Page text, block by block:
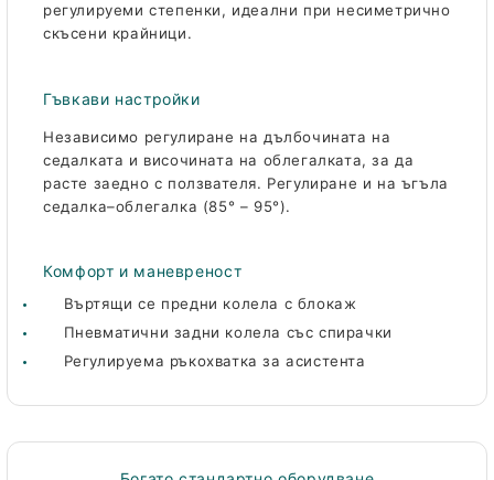
регулируеми степенки, идеални при несиметрично
скъсени крайници.
Гъвкави настройки
Независимо регулиране на дълбочината на
седалката и височината на облегалката, за да
расте заедно с ползвателя. Регулиране и на ъгъла
седалка–облегалка (85° – 95°).
Комфорт и маневреност
Въртящи се предни колела с блокаж
Пневматични задни колела със спирачки
Регулируема ръкохватка за асистента